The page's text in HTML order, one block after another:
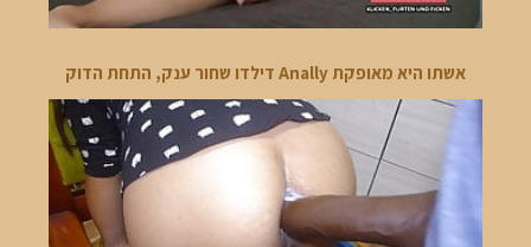
אשתו היא מאופקת Anally דילדו שחור ענק, התחת הדוק